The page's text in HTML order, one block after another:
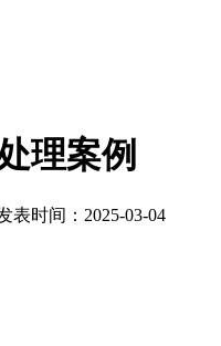
理案例
表时间：2025-03-04